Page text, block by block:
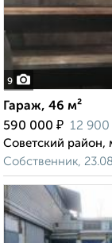
9
Гараж, 46 м²
590 000 ₽ 12 900
Советский
Собственник,